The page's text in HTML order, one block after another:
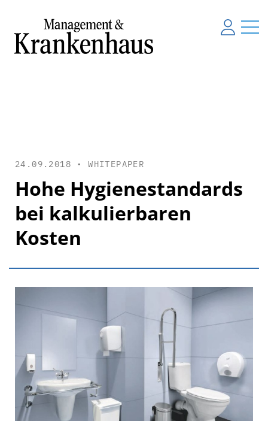
24.09.2018 •WHITEPAPER
Hohe Hygienestandards
bei kalkulierbaren
Kosten